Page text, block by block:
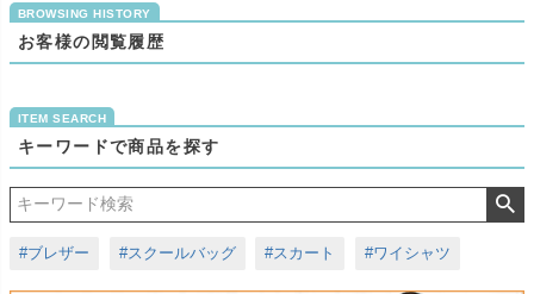
お客様の閲覧履歴
キーワードで商品を探す
#ブレザー #スクールバッグ #スカート #ワイシャツ